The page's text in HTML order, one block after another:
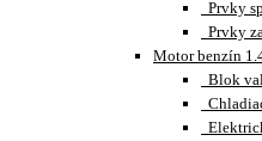
Prvky
Prvky
Motor benzín
Blok